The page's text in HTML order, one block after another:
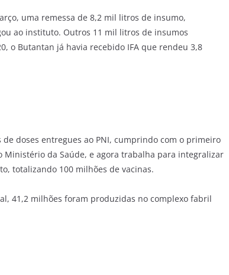
uma remessa de 8,2 mil litros de insumo,
ao instituto. Outros 11 mil litros de insumos
o Butantan já havia recebido IFA que rendeu 3,8
doses entregues ao PNI, cumprindo com o primeiro
da Saúde, e agora trabalha para integralizar
totalizando 100 milhões de vacinas.
41,2 milhões foram produzidas no complexo fabril